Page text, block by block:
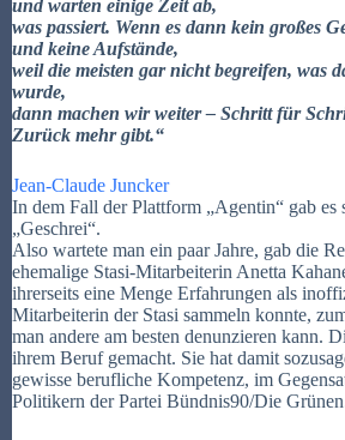
und warten einige Zeit ab,
was passiert. Wenn es dann kein großes
und keine Aufstände,
weil die meisten gar nicht begreifen, was
wurde,
dann machen wir weiter – Schritt für
Zurück mehr gibt.“
Jean-Claude Juncker
In dem Fall der Plattform „Agentin“ gab es
„Geschrei“.
Also wartete man ein paar Jahre, gab die
ehemalige Stasi-Mitarbeiterin Anetta
ihrerseits eine Menge Erfahrungen als
Mitarbeiterin der Stasi sammeln konnte,
man andere am besten denunzieren kann.
ihrem Beruf gemacht. Sie hat damit
gewisse berufliche Kompetenz, im
Politikern der Partei Bündnis90/Die